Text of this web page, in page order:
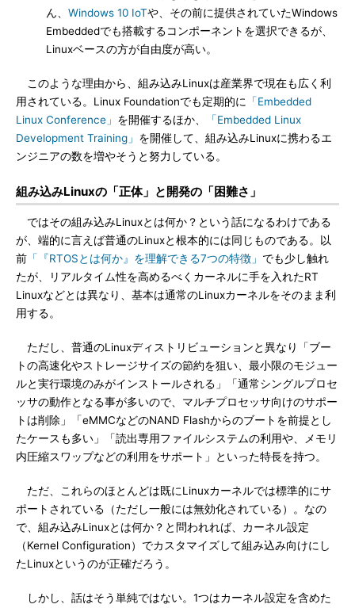
ん、 Windows 10 IoTや、その前に提供されていたWindows
Embeddedでも搭載するコンポーネントを選択できるが、
Linuxベースの方が自由度が高い。
このような理由から、組み込みLinuxは産業界で現在も広く利
用されている。Linux Foundationでも定期的に
「Embedded
Linux Conference」 を開催するほか、
「Embedded Linux
Development Training」 を開催して、組み込みLinuxに携わるエ
ンジニアの数を増やそうと努力している。
組み込みLinuxの「正体」と開発の「困難さ」
ではその組み込みLinuxとは何か？という話になるわけである
が、端的に言えば普通のLinuxと根本的には同じものである。以
前 「『RTOSとは何か』を理解できる7つの特徴」 でも少し触れ
たが、リアルタイム性を高めるべくカーネルに手を入れたRT
Linuxなどとは異なり、基本は通常のLinuxカーネルをそのまま利
用する。
ただし、普通のLinuxディストリビューションと異なり「ブー
トの高速化やストレージサイズの節約を狙い、最小限のモジュー
ルと実行環境のみがインストールされる」「通常シングルプロセ
ッサの動作となる事が多いので、マルチプロセッサ向けのサポー
トは削除」「eMMCなどのNAND Flashからのブートを前提とし
たケースも多い」「読出専用ファイルシステムの利用や、メモリ
内圧縮スワップなどの利用をサポート」といった特長を持つ。
ただ、これらのほとんどは既にLinuxカーネルでは標準的にサ
ポートされている（ただし一般には無効化されている）。なの
で、組み込みLinuxとは何か？と問われれば、カーネル設定
（Kernel Configuration）でカスタマイズして組み込み向けにし
たLinuxというのが正確だろう。
しかし、話はそう単純ではない。1つはカーネル設定を含めた